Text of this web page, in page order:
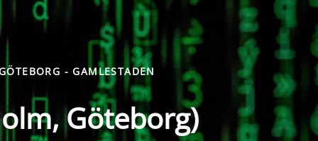
- GAMLESTADEN
Göteborg)